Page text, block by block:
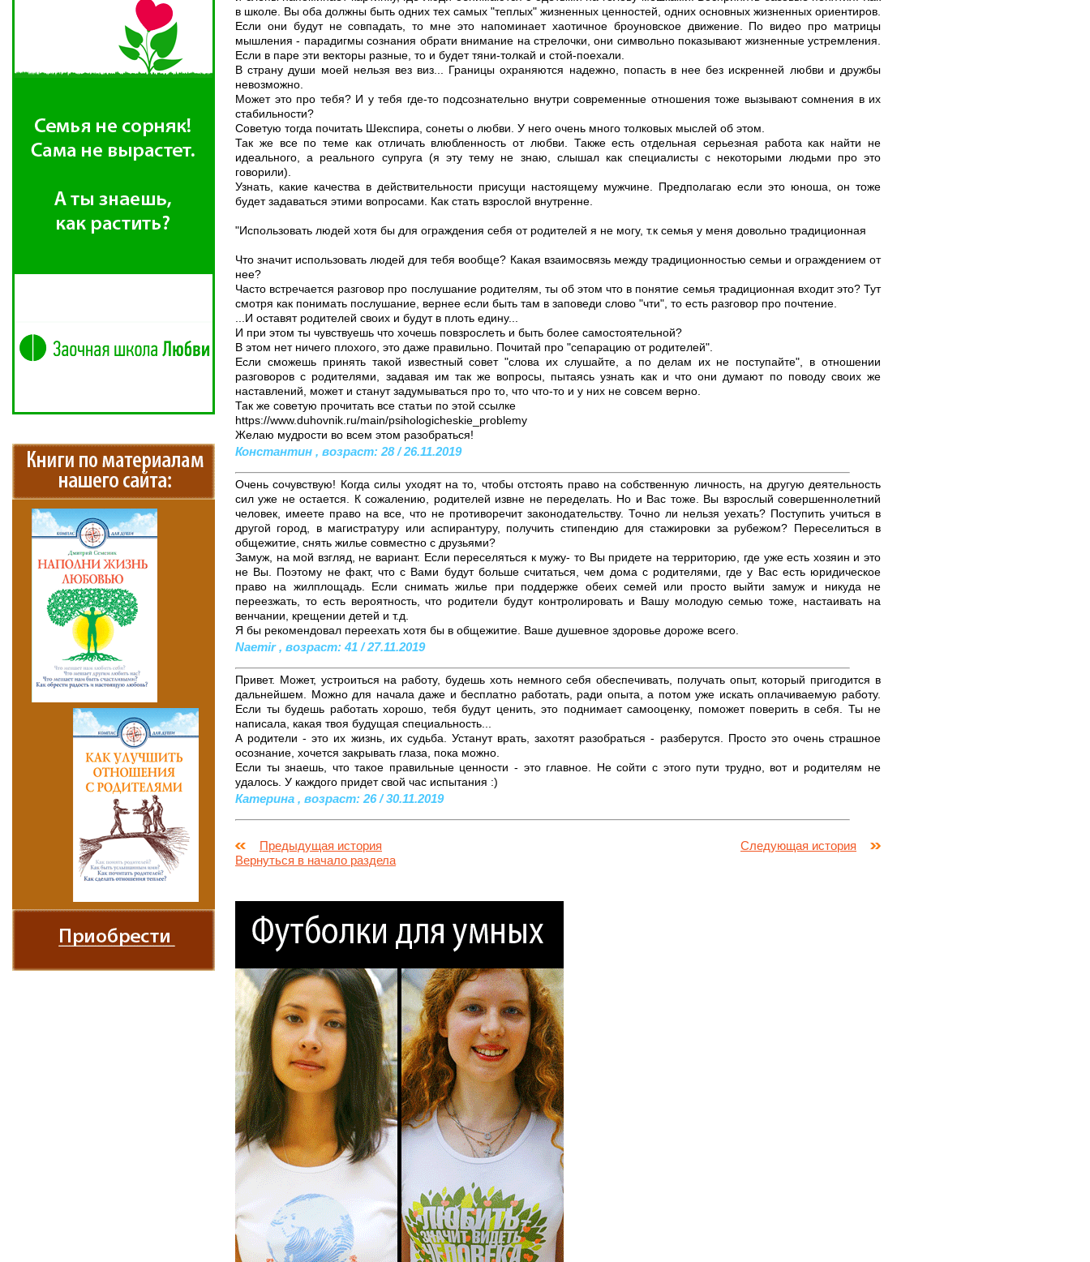
в школе. Вы оба должны быть одних тех самых "теплых" жизненных ценностей, одних основных жизненных ориентиров.
Если они будут не совпадать, то мне это напоминает хаотичное броуновское движение. По видео про матрицы
мышления - парадигмы сознания обрати внимание на стрелочки, они символьно показывают жизненные устремления.
Если в паре эти векторы разные, то и будет тяни-толкай и стой-поехали.
В страну души моей нельзя вез виз... Границы охраняются надежно, попасть в нее без искренней любви и дружбы
невозможно.
Может это про тебя? И у тебя где-то подсознательно внутри современные отношения тоже вызывают сомнения в их
стабильности?
Советую тогда почитать Шекспира, сонеты о любви. У него очень много толковых мыслей об этом.
Так же все по теме как отличать влюбленность от любви. Также есть отдельная серьезная работа как найти не
идеального, а реального супруга (я эту тему не знаю, слышал как специалисты с некоторыми людьми про это
говорили).
Узнать, какие качества в действительности присущи настоящему мужчине. Предполагаю если это юноша, он тоже
будет задаваться этими вопросами. Как стать взрослой внутренне.
"Использовать людей хотя бы для ограждения себя от родителей я не могу, т.к семья у меня довольно традиционная
Что значит использовать людей для тебя вообще? Какая взаимосвязь между традиционностью семьи и ограждением от
нее?
Часто встречается разговор про послушание родителям, ты об этом что в понятие семья традиционная входит это? Тут
смотря как понимать послушание, вернее если быть там в заповеди слово "чти", то есть разговор про почтение.
...И оставят родителей своих и будут в плоть едину...
И при этом ты чувствуешь что хочешь повзрослеть и быть более самостоятельной?
В этом нет ничего плохого, это даже правильно. Почитай про "сепарацию от родителей".
Если сможешь принять такой известный совет "слова их слушайте, а по делам их не поступайте", в отношении
разговоров с родителями, задавая им так же вопросы, пытаясь узнать как и что они думают по поводу своих же
наставлений, может и станут задумываться про то, что что-то и у них не совсем верно.
Так же советую прочитать все статьи по этой ссылке
https://www.duhovnik.ru/main/psihologicheskie_problemy
Желаю мудрости во всем этом разобраться!
Константин , возраст: 28 / 26.11.2019
Очень сочувствую! Когда силы уходят на то, чтобы отстоять право на собственную личность, на другую деятельность
сил уже не остается. К сожалению, родителей извне не переделать. Но и Вас тоже. Вы взрослый совершеннолетний
человек, имеете право на все, что не противоречит законодательству. Точно ли нельзя уехать? Поступить учиться в
другой город, в магистратуру или аспирантуру, получить стипендию для стажировки за рубежом? Переселиться в
общежитие, снять жилье совместно с друзьями?
Замуж, на мой взгляд, не вариант. Если переселяться к мужу- то Вы придете на территорию, где уже есть хозяин и это
не Вы. Поэтому не факт, что с Вами будут больше считаться, чем дома с родителями, где у Вас есть юридическое
право на жилплощадь. Если снимать жилье при поддержке обеих семей или просто выйти замуж и никуда не
переезжать, то есть вероятность, что родители будут контролировать и Вашу молодую семью тоже, настаивать на
венчании, крещении детей и т.д.
Я бы рекомендовал переехать хотя бы в общежитие. Ваше душевное здоровье дороже всего.
Naemir , возраст: 41 / 27.11.2019
Привет. Может, устроиться на работу, будешь хоть немного себя обеспечивать, получать опыт, который пригодится в
дальнейшем. Можно для начала даже и бесплатно работать, ради опыта, а потом уже искать оплачиваемую работу.
Если ты будешь работать хорошо, тебя будут ценить, это поднимает самооценку, поможет поверить в себя. Ты не
написала, какая твоя будущая специальность...
А родители - это их жизнь, их судьба. Устанут врать, захотят разобраться - разберутся. Просто это очень страшное
осознание, хочется закрывать глаза, пока можно.
Если ты знаешь, что такое правильные ценности - это главное. Не сойти с этого пути трудно, вот и родителям не
удалось. У каждого придет свой час испытания :)
Катерина , возраст: 26 / 30.11.2019
Предыдущая история
Следующая история
Вернуться в начало раздела